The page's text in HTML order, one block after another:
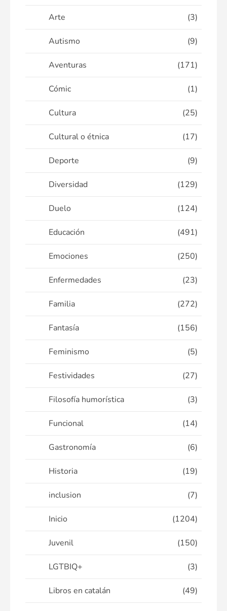
Arte (3)
Autismo (9)
Aventuras (171)
Cómic (1)
Cultura (25)
Cultural o étnica (17)
Deporte (9)
Diversidad (129)
Duelo (124)
Educación (491)
Emociones (250)
Enfermedades (23)
Familia (272)
Fantasía (156)
Feminismo (5)
Festividades (27)
Filosofía humorística (3)
Funcional (14)
Gastronomía (6)
Historia (19)
inclusion (7)
Inicio (1204)
Juvenil (150)
LGTBIQ+ (3)
Libros en catalán (49)